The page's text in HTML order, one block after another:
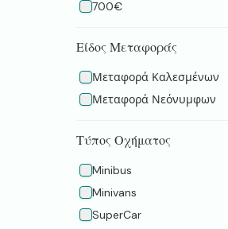
700€
Είδος Μεταφοράς
Μεταφορά Καλεσμένων
Μεταφορά Νεόνυμφων
Τύπος Οχήματος
Minibus
Minivans
SuperCar